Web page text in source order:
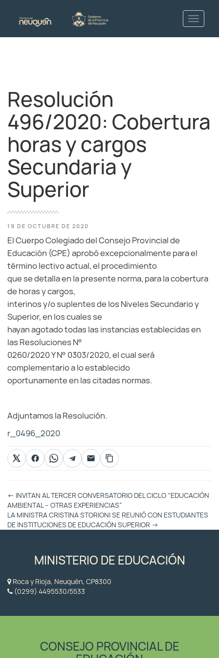
Resolución
496/2020: Cobertura
horas y cargos
Secundaria y
Superior
19 DE OCTUBRE DE 2020
El Cuerpo Colegiado del Consejo Provincial de
Educación (CPE) aprobó excepcionalmente para el
término lectivo actual, el procedimiento
que se detalla en la presente norma, para la cobertura
de horas y cargos,
interinos y/o suplentes de los Niveles Secundario y
Superior, en los cuales se
hayan agotado todas las instancias establecidas en
las Resoluciones N°
0260/2020 Y N° 0303/2020, el cual será
complementario a lo establecido
oportunamente en las citadas normas.
Adjuntamos la Resolución.
r_0496_2020
Otras
Entradas
← INVITAN AL TERCER CONVERSATORIO DEL CICLO “EDUCACIÓN
AMBIENTAL – OTRAS EXPERIENCIAS”
LA MINISTRA CRISTINA STORIONI SE REUNIÓ CON ESTUDIANTES
DE INSTITUCIONES DE EDUCACIÓN SUPERIOR →
MINISTERIO DE EDUCACIÓN
Roca y Rioja, Neuquén, CP8300
(0299) 4495530/5533
CONSEJO PROVINCIAL DE